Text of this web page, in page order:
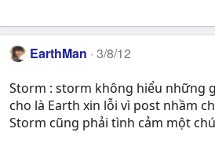
EarthMan 3/8/12
Storm : storm không hiểu những
cho là Earth xin lỗi vì post nhầm
Storm cũng phải tình cảm một